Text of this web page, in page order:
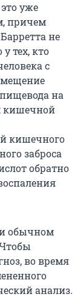
уже
причем
не
тех, кто
с
на
кишечной
кишечного
заброса
обратно
обычном
во время
анализ.